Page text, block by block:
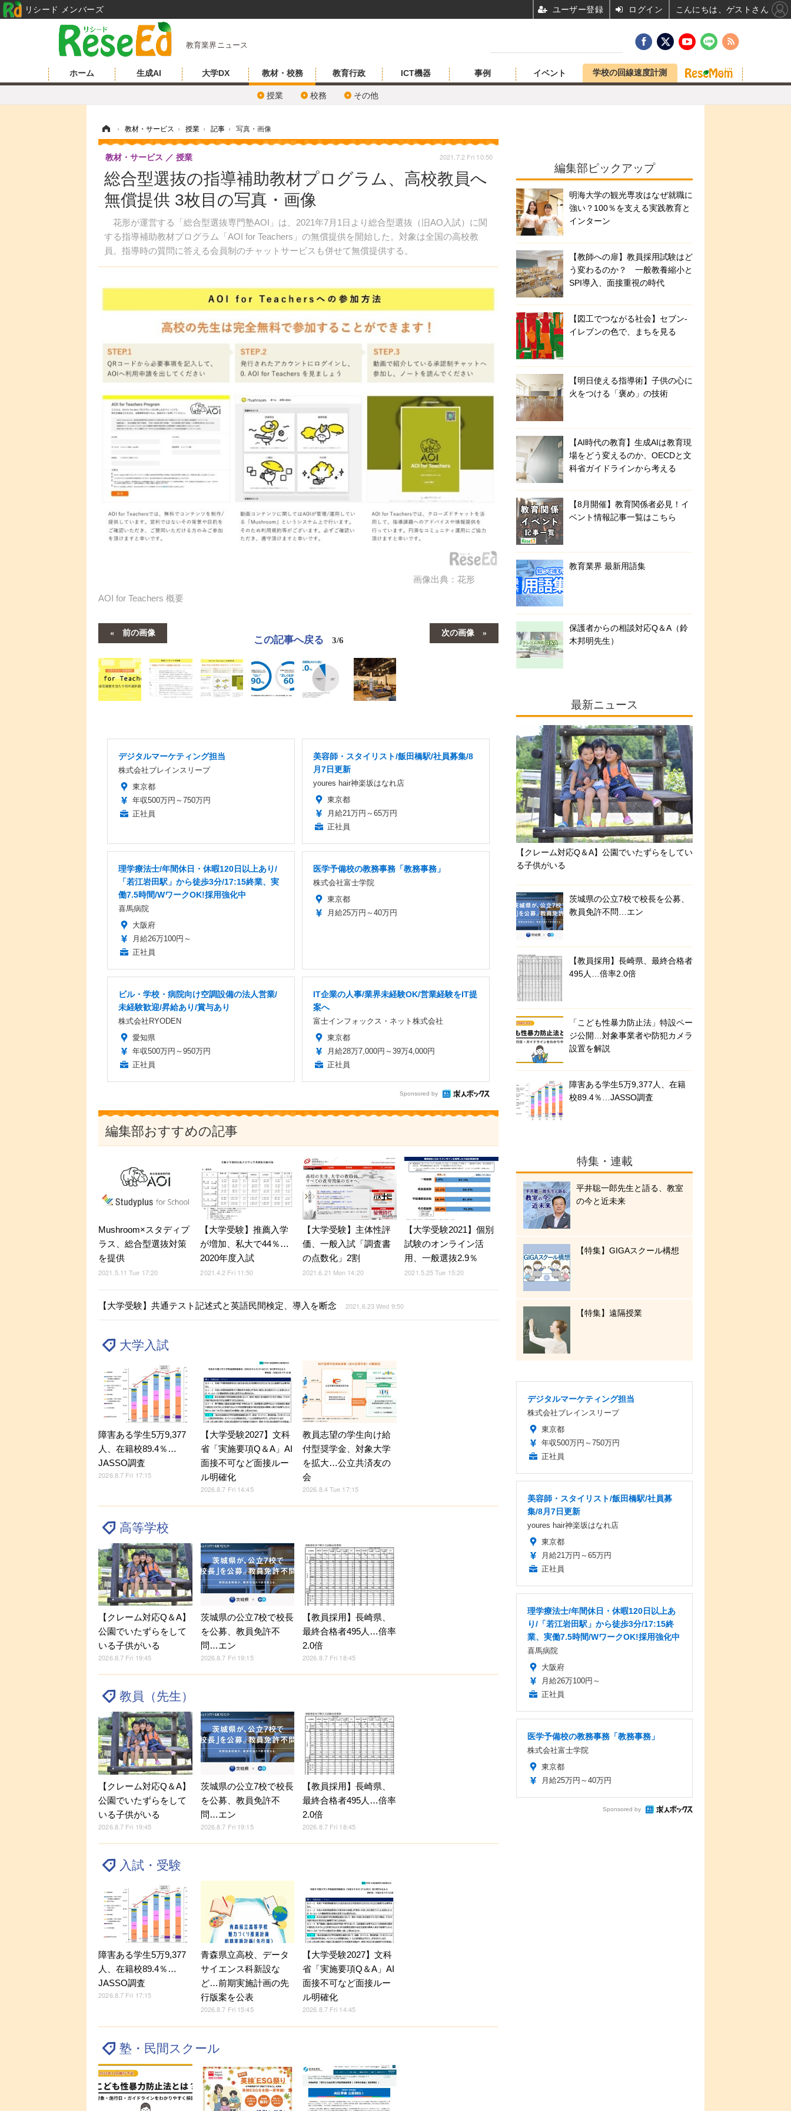
教育業界ニュース
ホーム 生成AI 大学DX 教材・校務
授業 校務 その他
教育行政 ICT機器 事例 イベント 学校の回線速度計測
› 教材・サービス › 授業 › 記事 › 写真・画像
総合型選抜の指導補助教材プログラム、高校教員へ
無償提供 3枚目の写真・画像
花形が運営する「総合型選抜専門塾AOI」は、2021年7月1日より総合型選抜（旧AO入試）に関
する指導補助教材プログラム「AOI for Teachers」の無償提供を開始した。対象は全国の高校教
員。指導時の質問に答える会員制のチャットサービスも併せて無償提供する。
教材・サービス 授業 2021.7.2 Fri 10:50
画像出典：花形
AOI for Teachers 概要
前の画像 次の画像
この記事へ戻る 3/6
デジタルマーケティング担当
株式会社ブレインスリープ
東京都
年収500万円～750万円
正社員
美容師・スタイリスト/飯田橋駅/社員募集/8
月7日更新
youres hair神楽坂はなれ店
東京都
月給21万円～65万円
正社員
理学療法士/年間休日・休暇120日以上あり/
「若江岩田駅」から徒歩3分/17:15終業、実
働7.5時間/WワークOK!採用強化中
喜馬病院
大阪府
月給26万100円～
正社員
医学予備校の教務事務「教務事務」
株式会社富士学院
東京都
月給25万円～40万円
ビル・学校・病院向け空調設備の法人営業/
未経験歓迎/昇給あり/賞与あり
株式会社RYODEN
愛知県
年収500万円～950万円
正社員
IT企業の人事/業界未経験OK/営業経験をIT提
案へ
富士インフォックス・ネット株式会社
東京都
月給28万7,000円～39万4,000円
正社員
Sponsored by
編集部おすすめの記事
Mushroom×スタディプ
ラス、総合型選抜対策
を提供
2021.5.11 Tue 17:20
【大学受験】推薦入学
が増加、私大で44％…
2020年度入試
2021.4.2 Fri 11:50
【大学受験】主体性評
価、一般入試「調査書
の点数化」2割
2021.6.21 Mon 14:20
【大学受験2021】個別
試験のオンライン活
用、一般選抜2.9％
2021.5.25 Tue 15:20
【大学受験】共通テスト記述式と英語民間検定、導入を断念 2021.6.23 Wed 9:50
大学入試
障害ある学生5万9,377
人、在籍校89.4％…
JASSO調査
2026.8.7 Fri 17:15
【大学受験2027】文科
省「実施要項Q＆A」AI
面接不可など面接ルー
ル明確化
2026.8.7 Fri 14:45
教員志望の学生向け給
付型奨学金、対象大学
を拡大…公立共済友の
会
2026.8.4 Tue 17:15
高等学校
【クレーム対応Q＆A】
公園でいたずらをして
いる子供がいる
2026.8.7 Fri 19:45
茨城県の公立7校で校長
を公募、教員免許不
問…エン
2026.8.7 Fri 19:15
【教員採用】長崎県、
最終合格者495人…倍率
2.0倍
2026.8.7 Fri 18:45
教員（先生）
【クレーム対応Q＆A】
公園でいたずらをして
いる子供がいる
2026.8.7 Fri 19:45
茨城県の公立7校で校長
を公募、教員免許不
問…エン
2026.8.7 Fri 19:15
【教員採用】長崎県、
最終合格者495人…倍率
2.0倍
2026.8.7 Fri 18:45
入試・受験
障害ある学生5万9,377
人、在籍校89.4％…
JASSO調査
2026.8.7 Fri 17:15
青森県立高校、データ
サイエンス科新設な
ど…前期実施計画の先
行版案を公表
2026.8.7 Fri 15:45
【大学受験2027】文科
省「実施要項Q＆A」AI
面接不可など面接ルー
ル明確化
2026.8.7 Fri 14:45
塾・民間スクール
編集部ピックアップ
明海大学の観光専攻はなぜ就職に
強い？100％を支える実践教育と
インターン
【教師への扉】教員採用試験はど
う変わるのか？ 一般教養縮小と
SPI導入、面接重視の時代
【図工でつながる社会】セブン‐
イレブンの色で、まちを見る
【明日使える指導術】子供の心に
火をつける「褒め」の技術
【AI時代の教育】生成AIは教育現
場をどう変えるのか、OECDと文
科省ガイドラインから考える
【8月開催】教育関係者必見！イ
ベント情報記事一覧はこちら
教育業界 最新用語集
保護者からの相談対応Q＆A（鈴
木邦明先生）
最新ニュース
【クレーム対応Q＆A】公園でいたずらをしてい
る子供がいる
茨城県の公立7校で校長を公募、
教員免許不問…エン
【教員採用】長崎県、最終合格者
495人…倍率2.0倍
「こども性暴力防止法」特設ペー
ジ公開…対象事業者や防犯カメラ
設置を解説
障害ある学生5万9,377人、在籍
校89.4％…JASSO調査
特集・連載
平井聡一郎先生と語る、教室
の今と近未来
【特集】GIGAスクール構想
【特集】遠隔授業
デジタルマーケティング担当
株式会社ブレインスリープ
東京都
年収500万円～750万円
正社員
美容師・スタイリスト/飯田橋駅/社員募
集/8月7日更新
youres hair神楽坂はなれ店
東京都
月給21万円～65万円
正社員
理学療法士/年間休日・休暇120日以上あ
り/「若江岩田駅」から徒歩3分/17:15終
業、実働7.5時間/WワークOK!採用強化中
喜馬病院
大阪府
月給26万100円～
正社員
医学予備校の教務事務「教務事務」
株式会社富士学院
東京都
月給25万円～40万円
Sponsored by
リシード メンバーズ ユーザー登録 ログイン こんにちは、ゲストさん